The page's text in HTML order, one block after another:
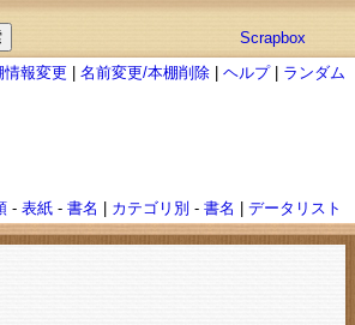
Scrapbox
情報変更 |名前変更/本棚削除 |ヘルプ| ランダム
-表紙 -書名 カテゴリ別 -書名 |データリスト